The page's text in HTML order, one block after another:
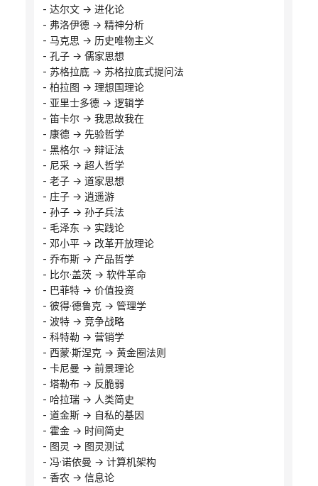
- 达尔文 → 进化论
- 弗洛伊德 → 精神分析
- 马克思 → 历史唯物主义
- 孔子 → 儒家思想
- 苏格拉底 → 苏格拉底式提问法
- 柏拉图 → 理想国理论
- 亚里士多德 → 逻辑学
- 笛卡尔 → 我思故我在
- 康德 → 先验哲学
- 黑格尔 → 辩证法
- 尼采 → 超人哲学
- 老子 → 道家思想
- 庄子 → 逍遥游
- 孙子 → 孙子兵法
- 毛泽东 → 实践论
- 邓小平 → 改革开放理论
- 乔布斯 → 产品哲学
- 比尔·盖茨 → 软件革命
- 巴菲特 → 价值投资
- 彼得·德鲁克 → 管理学
- 波特 → 竞争战略
- 科特勒 → 营销学
- 西蒙·斯涅克 → 黄金圈法则
- 卡尼曼 → 前景理论
- 塔勒布 → 反脆弱
- 哈拉瑞 → 人类简史
- 道金斯 → 自私的基因
- 霍金 → 时间简史
- 图灵 → 图灵测试
- 冯·诺依曼 → 计算机架构
- 香农 → 信息论